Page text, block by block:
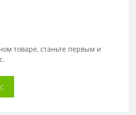
товаре, станьте первым и